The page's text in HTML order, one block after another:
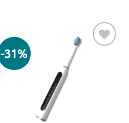
-31%
Adicionar